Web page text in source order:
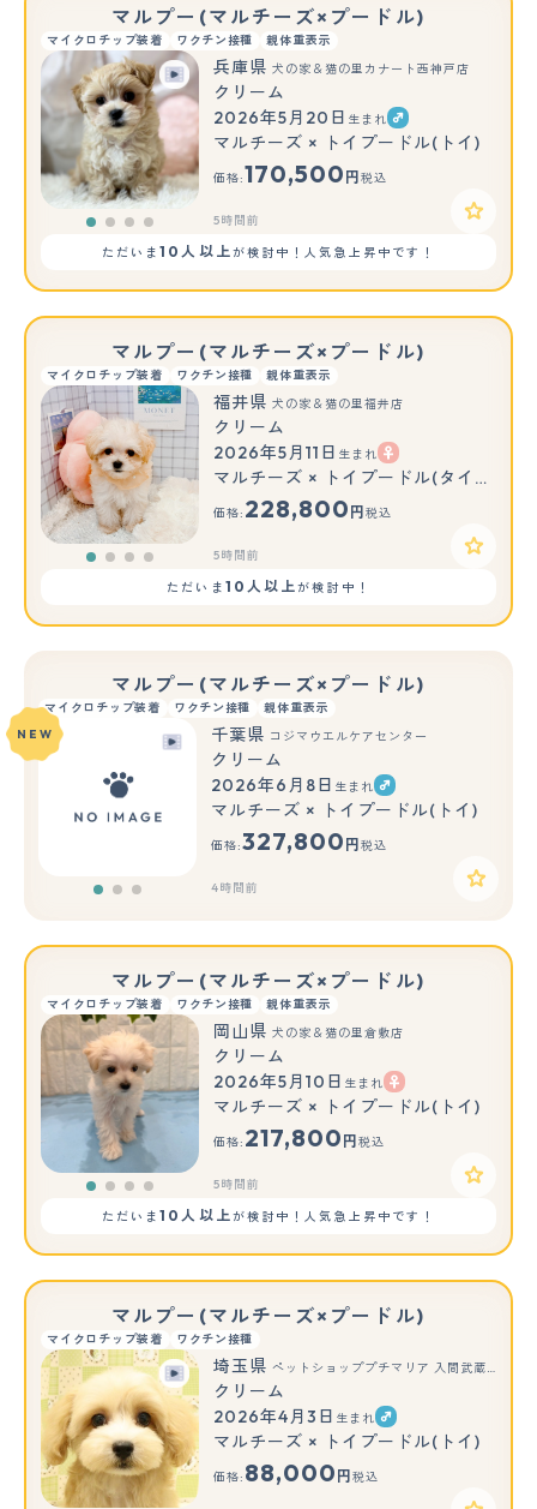
マルプー(マルチーズ×プードル)
マイクロチップ装着 ワクチン接種 親体重表示
兵庫県 犬の家＆猫の里カナート西神戸店
クリーム
2026年5月20日 生まれ
マルチーズ × トイプードル(トイ)
価格:170,500 円 税込
5時間前
ただいま10人以上が検討中！人気急上昇中です！
マルプー(マルチーズ×プードル)
マイクロチップ装着 ワクチン接種 親体重表示
福井県 犬の家＆猫の里福井店
クリーム
2026年5月11日 生まれ
マルチーズ × トイプードル(タイニー)
価格: 228,800 円 税込
5時間前
ただいま 10人以上が検討中！
マルプー(マルチーズ×プードル)
マイクロチップ装着 ワクチン接種 親体重表示
もっと見る
NEW 千葉県 コジマウエルケアセンター
クリーム
2026年6月8日 生まれ
マルチーズ × トイプードル(トイ)
価格:327,800 円 税込
4時間前
マルプー(マルチーズ×プードル)
マイクロチップ装着 ワクチン接種 親体重表示
岡山県 犬の家＆猫の里倉敷店
クリーム
2026年5月10日 生まれ
マルチーズ × トイプードル(トイ)
価格: 217,800 円 税込
5時間前
ただいま10人以上が検討中！人気急上昇中です！
マルプー(マルチーズ×プードル)
マイクロチップ装着 ワクチン接種
埼玉県 ペットショッププチマリア 入間武蔵藤沢店
クリーム
2026年4月3日 生まれ
マルチーズ × トイプードル(トイ)
価格: 88,000 円 税込